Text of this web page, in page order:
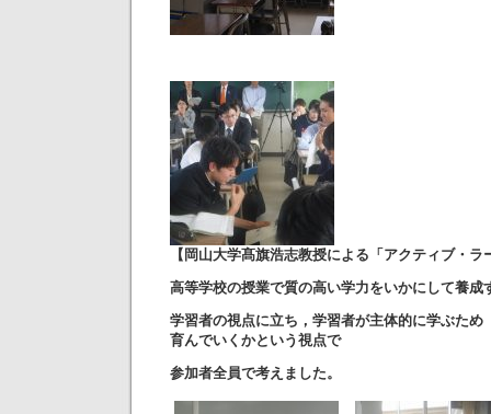
【岡山大学髙旗浩志教授による「アクティブ・
高等学校の授業で質の高い学力をいかにして養成
学習者の視点に立ち，学習者が主体的に学ぶため
育んでいくかという視点で
参加者全員で考えました。